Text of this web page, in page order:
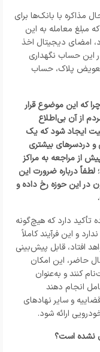
مذاکره با بانک‌ها برای
مبلغ معامله به این
امضای دیجیتال اخذ
این حساب نگهداری
تعویض پلاک، حساب
که این موضوع قرار
از آن بی‌اطلاع
ایجاد شود که یک
و دردسرهای بیشتری
از مراجعه به مراکز
درباره ضرورت این
در این حوزه رخ داده و
تأکید دارد که هیچ‌گونه
و این فرآیند کاملاً
افتاد، قابل پیش‌بینی
حاضر، این امکان
کنند و به‌عنوان
انجام دهند
و سایر نهادهای
ارائه شود.
نشده است؟